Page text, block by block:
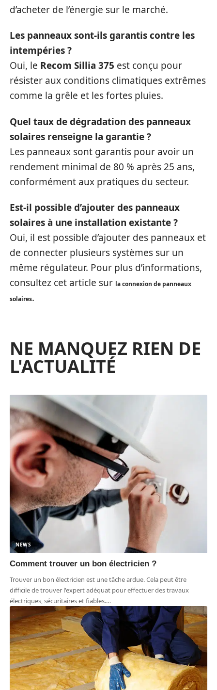
d’acheter de l’énergie sur le marché.
Les panneaux sont-ils garantis contre les
intempéries ?
Oui, le Recom Sillia 375 est conçu pour
résister aux conditions climatiques extrêmes
comme la grêle et les fortes pluies.
Quel taux de dégradation des panneaux
solaires renseigne la garantie ?
Les panneaux sont garantis pour avoir un
rendement minimal de 80 % après 25 ans,
conformément aux pratiques du secteur.
Est-il possible d’ajouter des panneaux
solaires à une installation existante ?
Oui, il est possible d’ajouter des panneaux et
de connecter plusieurs systèmes sur un
même régulateur. Pour plus d’informations,
consultez cet article sur la connexion de panneaux
solaires.
NE MANQUEZ RIEN DE
L'ACTUALITÉ
NEWS
Comment trouver un bon électricien ?
Trouver un bon électricien est une tâche ardue. Cela peut être
difficile de trouver l'expert adéquat pour effectuer des travaux
électriques, sécuritaires et fiables.…